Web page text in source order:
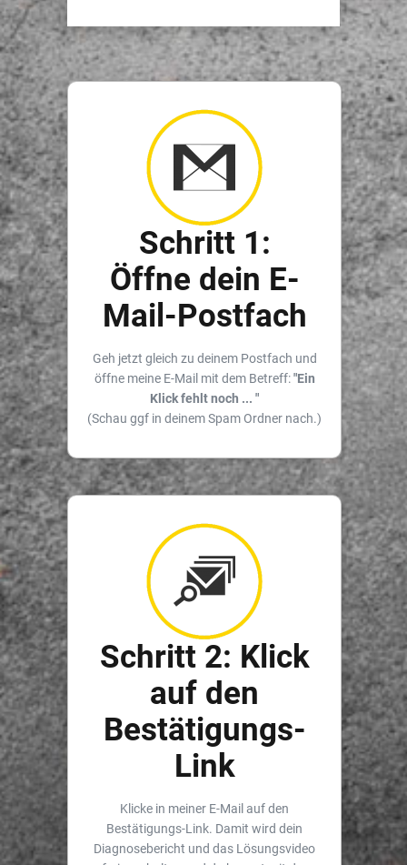
Schritt 1:
Öffne dein E-
Mail-Postfach
Geh jetzt gleich zu deinem Postfach und
öffne meine E-Mail mit dem Betreff:"Ein
Klick fehlt noch ... "
(Schau ggf in deinem Spam Ordner nach.)
Schritt 2: Klick
auf den
Bestätigungs-
Link
Klicke in meiner E-Mail auf den
Bestätigungs-Link. Damit wird dein
Diagnosebericht und das Lösungsvideo